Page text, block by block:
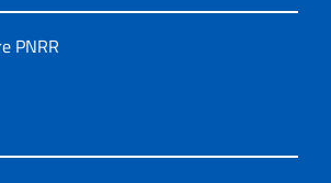
PNRR